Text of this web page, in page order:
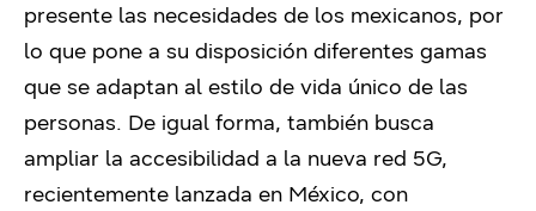
presente las necesidades de los mexicanos, por
lo que pone a su disposición diferentes gamas
que se adaptan al estilo de vida único de las
personas. De igual forma, también busca
ampliar la accesibilidad a la nueva red 5G,
recientemente lanzada en México, con